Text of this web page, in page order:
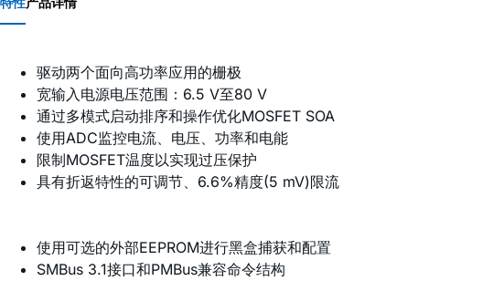
驱动两个面向高功率应用的栅极
宽输入电源电压范围：6.5 V至80 V
通过多模式启动排序和操作优化MOSFET SOA
使用ADC监控电流、电压、功率和电能
限制MOSFET温度以实现过压保护
具有折返特性的可调节、6.6%精度(5 mV)限流
使用可选的外部EEPROM进行黑盒捕获和配置
SMBus 3.1接口和PMBus兼容命令结构